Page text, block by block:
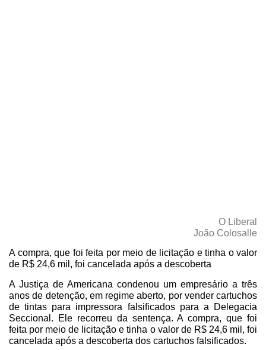
O Liberal
João Colosalle
A compra, que foi feita por meio de licitação e tinha o valor
de R$ 24,6 mil, foi cancelada após a descoberta
A Justiça de Americana condenou um empresário a três
anos de detenção, em regime aberto, por vender cartuchos
de tintas para impressora falsificados para a Delegacia
Seccional. Ele recorreu da sentença. A compra, que foi
feita por meio de licitação e tinha o valor de R$ 24,6 mil, foi
cancelada após a descoberta dos cartuchos falsificados.